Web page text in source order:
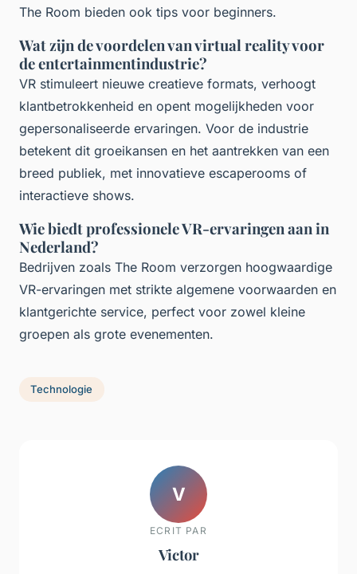
The Room bieden ook tips voor beginners.
Wat zijn de voordelen van virtual reality voor
de entertainmentindustrie?
VR stimuleert nieuwe creatieve formats, verhoogt
klantbetrokkenheid en opent mogelijkheden voor
gepersonaliseerde ervaringen. Voor de industrie
betekent dit groeikansen en het aantrekken van een
breed publiek, met innovatieve escaperooms of
interactieve shows.
Wie biedt professionele VR-ervaringen aan in
Nederland?
Bedrijven zoals The Room verzorgen hoogwaardige
VR-ervaringen met strikte algemene voorwaarden en
klantgerichte service, perfect voor zowel kleine
groepen als grote evenementen.
Technologie
V
ECRIT PAR
Victor